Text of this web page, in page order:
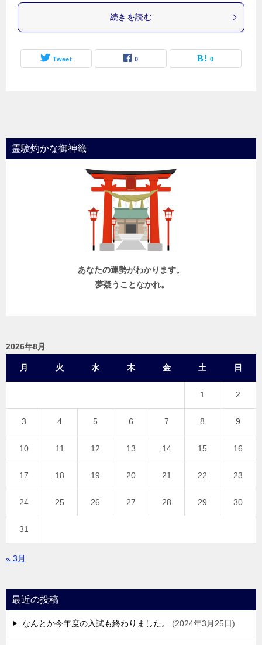
続きを読む
Tweet 0 0
霊験灼かな御神籤
あなたの運勢がわかります。
夢疑うことなかれ。
2026年8月
月 火 水 木 金 土 日
1 2
3 4 5 6 7 8 9
10 11 12 13 14 15 16
17 18 19 20 21 22 23
24 25 26 27 28 29 30
31
« 3月
最近の投稿
なんとか今年度の入試も終わりました。 2024年3月25日